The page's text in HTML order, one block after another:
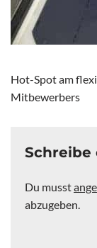
Hot-Spot am
Mitbewerbers
Schreibe
Du musst
abzugeben.